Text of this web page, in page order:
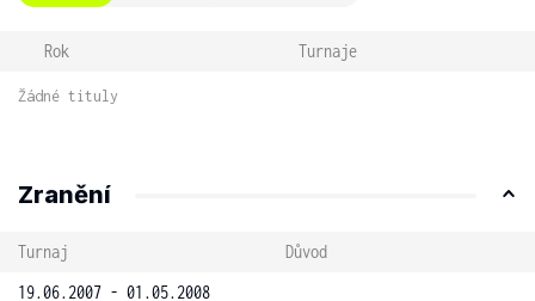
Rok Turnaje
Žádné tituly
Zranění
Turnaj
Důvod
19.06.2007 - 01.05.2008